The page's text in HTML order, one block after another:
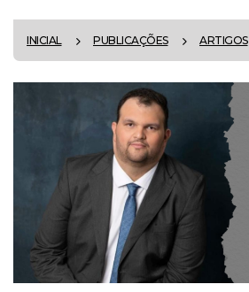
INICIAL PUBLICAÇÕES ARTIGOS